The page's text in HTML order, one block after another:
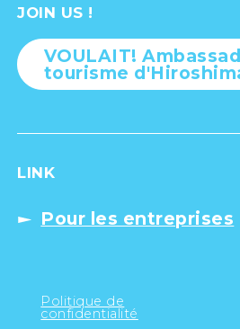
JOIN US !
VOULAIT!
tourisme
LINK
Pour les entreprises
Politique de
confidentialité